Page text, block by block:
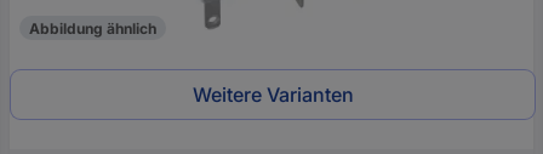
Abbildung ähnlich
Weitere Varianten